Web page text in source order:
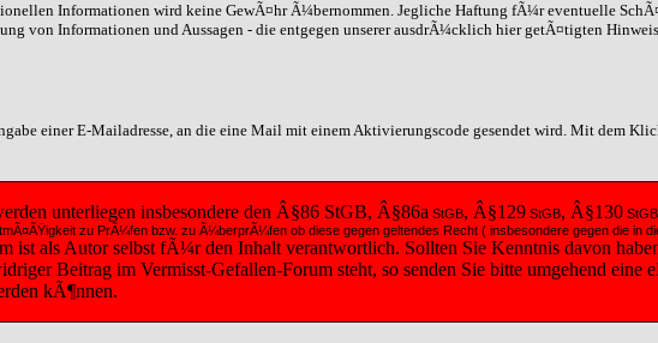
Informationen wird keine GewÃ¤hr Ã¼bernommen. Jegliche Haftung fÃ¼r eventuelle
von Informationen und Aussagen - die entgegen unserer ausdrÃ¼cklich hier getÃ¤tigten
einer E-Mailadresse, an die eine Mail mit einem Aktivierungscode gesendet wird. Mit dem
unterliegen insbesondere den Â§86 StGB, Â§86a StGB, Â§129StGB, Â§130StGB
zu PrÃ¼fen bzw. zu Ã¼berprÃ¼fen ob diese gegen geltendes Recht ( insbesondere gegen die in
ist als Autor selbst fÃ¼r den Inhalt verantwortlich. Sollten Sie Kenntnis davon
Beitrag im Vermisst-Gefallen-Forum steht, so senden Sie bitte umgehend eine
kÃ¶nnen.